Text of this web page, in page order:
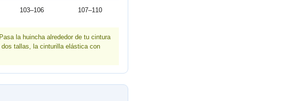
103–106 107–110
la huincha alrededor de tu cintura
tallas, la cinturilla elástica con